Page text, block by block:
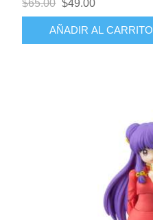
$65.00 $49.00
AÑADIR AL CARRITO